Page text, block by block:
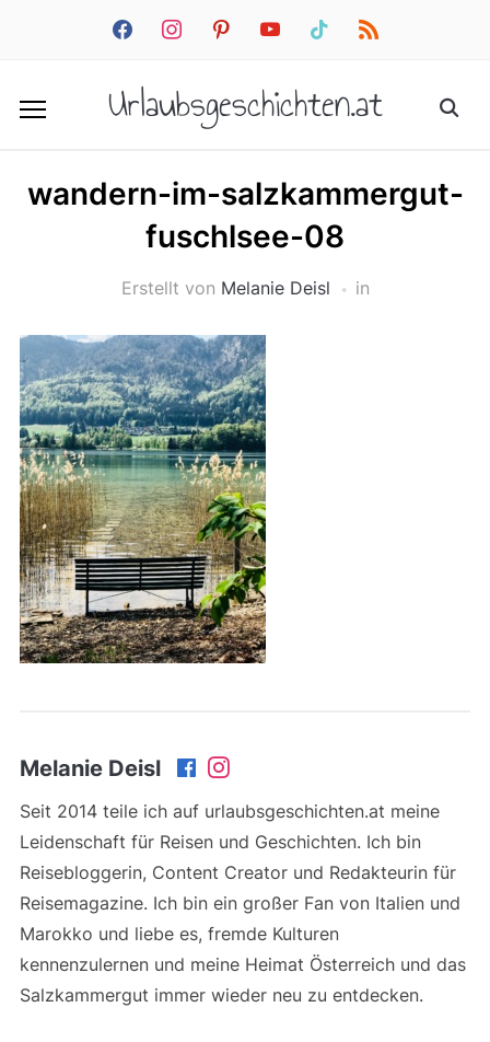
facebookinstagrampinterestyoutube tiktok rss
Urlaubsgeschichten.at
wandern-im-salzkammergut-
fuschlsee-08
Erstellt von Melanie Deisl in
Melanie Deisl
Seit 2014 teile ich auf urlaubsgeschichten.at meine
Leidenschaft für Reisen und Geschichten. Ich bin
Reisebloggerin, Content Creator und Redakteurin für
Reisemagazine. Ich bin ein großer Fan von Italien und
Marokko und liebe es, fremde Kulturen
kennenzulernen und meine Heimat Österreich und das
Salzkammergut immer wieder neu zu entdecken.